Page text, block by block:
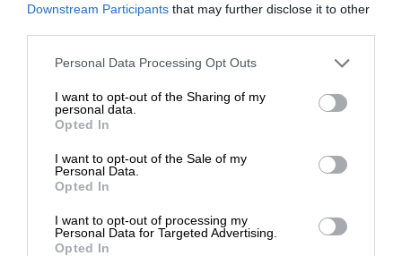
Downstream Participants that may further disclose it to other
Personal Data Processing Opt Outs
I want to opt-out of the Sharing of my
personal data.
Opted In
I want to opt-out of the Sale of my
Personal Data.
Opted In
I want to opt-out of processing my
Personal Data for Targeted Advertising.
Opted In